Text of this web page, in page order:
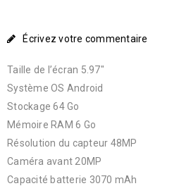
Écrivez votre commentaire
Taille de l’écran 5.97″
Système OS Android
Stockage 64 Go
Mémoire RAM 6 Go
Résolution du capteur 48MP
Caméra avant 20MP
Capacité batterie 3070 mAh